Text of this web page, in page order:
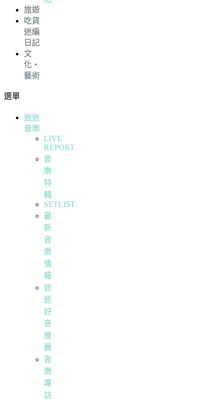
旅遊
吃貨
迷編
日記
文
化・
藝術
選單
迷迷
音樂
LIVE
REPORT
音
樂
特
輯
SETLIST
最
新
音
樂
情
報
迷
迷
好
音
推
薦
音
樂
專
訪